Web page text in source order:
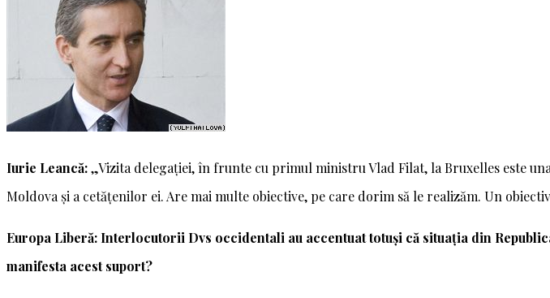
Iurie Leancă:„Vizita delegației, în frunte cu primul ministru Vlad Filat, la Bruxelles este
Moldova și a cetățenilor ei. Are mai multe obiective, pe care dorim să le realizăm. Un
Europa Liberă: Interlocutorii Dvs occidentali au accentuat totuși că situația din
manifesta acest suport?